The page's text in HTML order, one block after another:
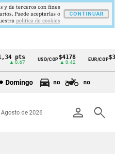
pts
▲ 0.67
USD/COP$4178
▲ 0.42
EUR/COP
Domingo no no
person search
Agosto de 2026
y de terceros con fines
Puede aceptarlas o
politica de cookies
CONTINUAR